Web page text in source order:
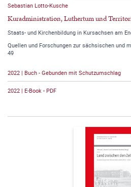
Sebastian Lotto-Kusche
Kuradministration, Luthertum und
Staats- und Kirchenbildung in Kursachsen am
Quellen und Forschungen zur sächsischen und
49
2022 | Buch - Gebunden mit Schutzumschlag
2022 | E-Book - PDF